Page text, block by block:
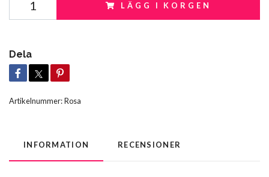
LÄGG I KORGEN
Dela
Artikelnummer:Rosa
INFORMATION RECENSIONER